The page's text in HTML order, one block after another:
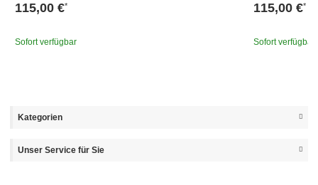
115,00 €*
Sofort verfügbar
115,00 €*
Sofort verfügbar
Kategorien
Unser Service für Sie